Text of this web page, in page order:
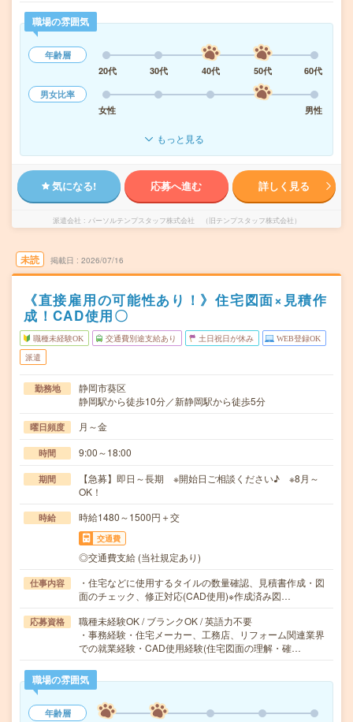
職場の雰囲気
年齢層
20代
30代 40代 50代
60代
男女比率
女性
男性
もっと見る
気になる! 応募へ進む 詳しく見る
派遣会社 パーソルテンプスタッフ株式会社 （旧テンプスタッフ株式会社）
未読 掲載日 2026/07/16
《直接雇用の可能性あり！》住宅図面×見積作
成！CAD使用〇
職種未経験OK 交通費別途支給あり 土日祝日が休み WEB登録OK
派遣
勤務地
静岡市葵区
静岡駅から徒歩10分／新静岡駅から徒歩5分
曜日頻度 月～金
時間 9:00～18:00
期間
【急募】即日～長期 ※開始日ご相談ください♪ ※8月～
OK！
時給 時給1480～1500円＋交
交通費
◎交通費支給 (当社規定あり)
仕事内容
・住宅などに使用するタイルの数量確認、見積書作成・図
面のチェック、修正対応(CAD使用)※作成済み図…
応募資格
職種未経験OK / ブランクOK / 英語力不要
・事務経験・住宅メーカー、工務店、リフォーム関連業界
での就業経験・CAD使用経験(住宅図面の理解・確…
職場の雰囲気
年齢層